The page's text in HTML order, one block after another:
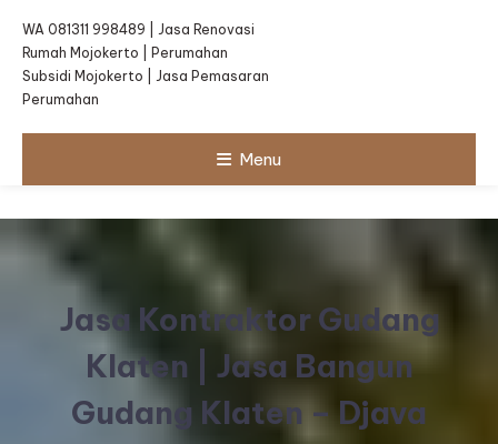
WA 081311 998489 | Jasa Renovasi
Rumah Mojokerto | Perumahan
Subsidi Mojokerto | Jasa Pemasaran
Perumahan
Menu
Jasa Kontraktor Gudang
Klaten | Jasa Bangun
Gudang Klaten – Djava